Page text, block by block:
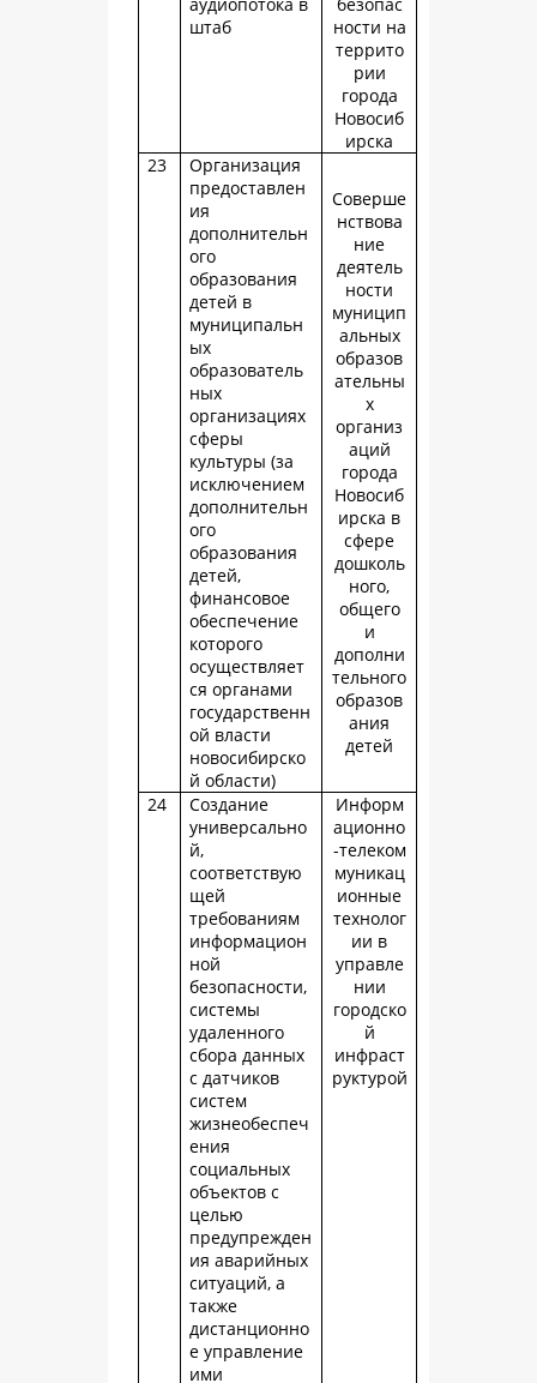
штаб
ности на
террито
рии
города
Новосиб
ирска
23
Организация
предоставлен
ия
дополнительн
ого
образования
детей в
муниципальн
ых
образователь
ных
организациях
сферы
культуры (за
исключением
дополнительн
ого
образования
детей,
финансовое
обеспечение
которого
осуществляет
ся органами
государственн
ой власти
новосибирско
й области)
Соверше
нствова
ние
деятель
ности
муницип
альных
образов
ательны
х
организ
аций
города
Новосиб
ирска в
сфере
дошколь
ного,
общего
и
дополни
тельного
образов
ания
детей
24
Создание
универсально
й,
соответствую
щей
требованиям
информацион
ной
безопасности,
системы
удаленного
сбора данных
с датчиков
систем
жизнеобеспеч
ения
социальных
объектов с
целью
предупрежден
ия аварийных
ситуаций, а
также
дистанционно
е управление
ими
Информ
ационно
-телеком
муникац
ионные
технолог
ии в
управле
нии
городско
й
инфраст
руктурой